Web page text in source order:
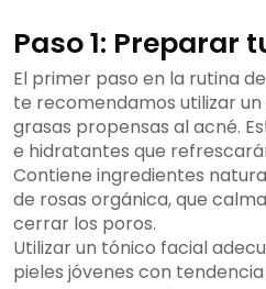
Paso 1: Preparar
El primer paso en la rutina
te recomendamos utilizar un
grasas propensas al acné.
e hidratantes que
Contiene ingredientes
de rosas orgánica, que
cerrar los poros.
Utilizar un tónico facial
pieles jóvenes con